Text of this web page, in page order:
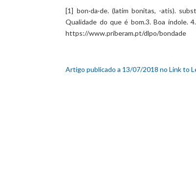
[1] bon·da·de. (latim bonitas, -atis).
Qualidade do que é bom.3. Boa índole.
https://www.priberam.pt/dlpo/bondade
Artigo publicado a 13/07/2018 no Link to